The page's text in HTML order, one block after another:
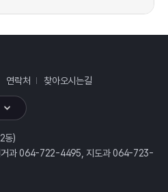
연락처 찾아오시는길
동)
과 064-722-4495, 지도과 064-723-